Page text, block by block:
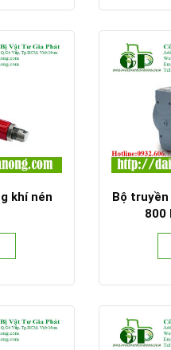
khí nén
Bộ
800